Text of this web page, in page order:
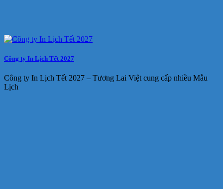
Công ty In Lịch Tết 2027
Công ty In Lịch Tết 2027 – Tương Lai Việt cung cấp nhiều Mẫu
Lịch